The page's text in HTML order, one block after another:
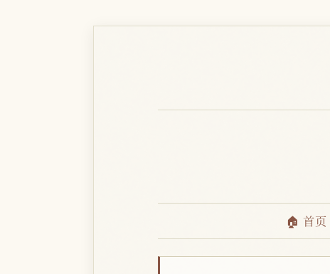
🏠 首页